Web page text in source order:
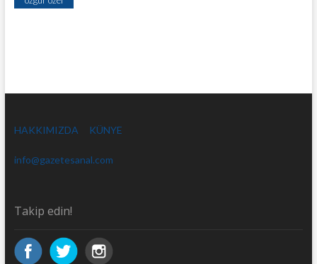
HAKKIMIZDA KÜNYE
info@gazetesanal.com
Takip edin!